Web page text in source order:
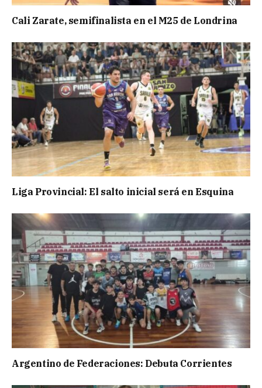
Cali Zarate, semifinalista en el M25 de Londrina
Liga Provincial: El salto inicial será en Esquina
Argentino de Federaciones: Debuta Corrientes